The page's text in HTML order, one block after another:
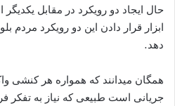
حال ایجاد دو رویکرد در مقابل
ابزار قرار دادن این دو رویکرد مردم
دهد.
همگان میدانند که همواره هر کنشی
جریانی است طبیعی که نیاز به تفکر